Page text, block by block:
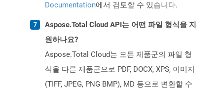
Documentation에서 검토할 수 있습니다.
Aspose.Total Cloud API는 어떤 파일 형식을 지
원하나요?
Aspose.Total Cloud는 모든 제품군의 파일 형
식을 다른 제품군으로 PDF, DOCX, XPS, 이미지
(TIFF, JPEG, PNG BMP), MD 등으로 변환할 수